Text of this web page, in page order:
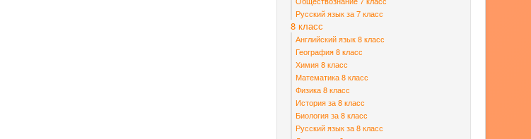
Русский язык за 7 класс
8 класс
Английский язык 8 класс
География 8 класс
Химия 8 класс
Математика 8 класс
Физика 8 класс
История за 8 класс
Биология за 8 класс
Русский язык за 8 класс